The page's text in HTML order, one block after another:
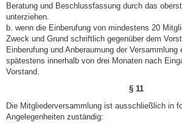
Beratung und Beschlussfassung durch das
unterziehen.
b. wenn die Einberufung von mindestens 20
Zweck und Grund schriftlich gegenüber dem
Einberufung und Anberaumung der Versammlung
spätestens innerhalb von drei Monaten nach
Vorstand.
§ 11
Die Mitgliederversammlung ist ausschließlich in
Angelegenheiten zuständig: